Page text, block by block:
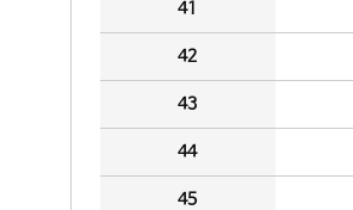
41
42
43
44
45